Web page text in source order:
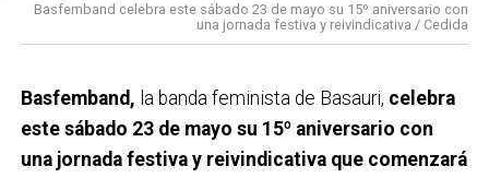
Basfemband celebra este sábado 23 de mayo su 15º aniversario con
una jornada festiva y reivindicativa / Cedida
Basfemband, la banda feminista de Basauri, celebra
este sábado 23 de mayo su 15º aniversario con
una jornada festiva y reivindicativa que comenzará